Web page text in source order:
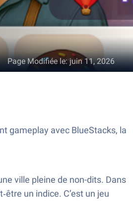
Page Modifiée le:juin 11, 2026
gameplay avec BlueStacks, la
ville pleine de non-dits. Dans
un indice. C’est un jeu